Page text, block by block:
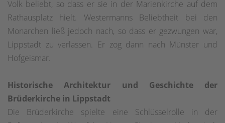
Volk beliebt, so dass er sie in der Marienkirche auf dem
Rathausplatz hielt. Westermanns Beliebtheit bei den
Monarchen ließ jedoch nach, so dass er gezwungen war,
Lippstadt zu verlassen. Er zog dann nach Münster und
Hofgeismar.
Historische Architektur und Geschichte der
Brüderkirche in Lippstadt
Die Brüderkirche spielte eine Schlüsselrolle in der